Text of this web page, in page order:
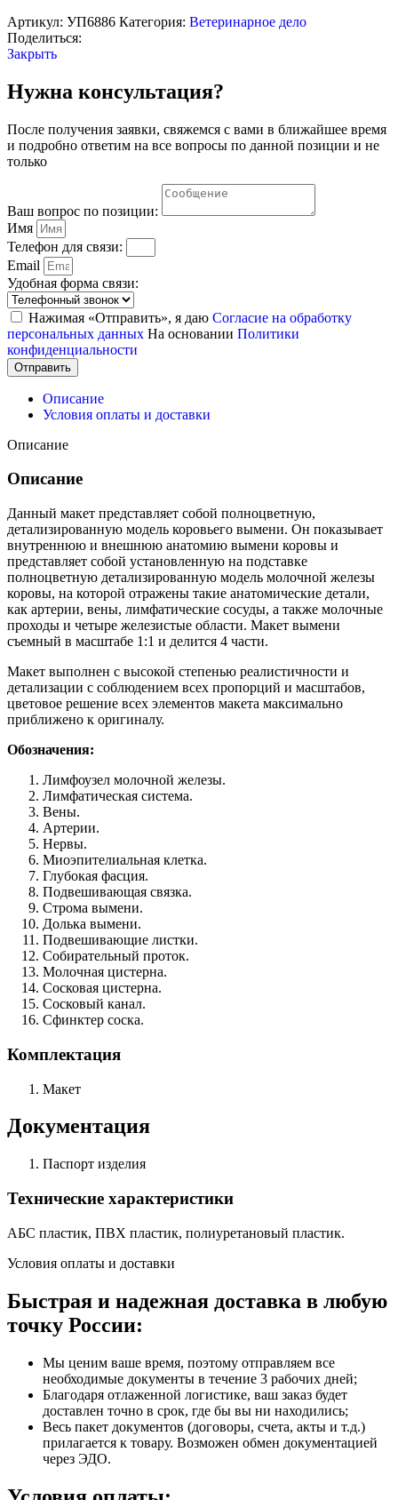
Артикул: УП6886 Категория: Ветеринарное дело
Поделиться:
Закрыть
Нужна консультация?
После получения заявки, свяжемся с вами в ближайшее время
и подробно ответим на все вопросы по данной позиции и не
только
Ваш вопрос по позиции:
Имя
Телефон для связи:
Email
Удобная форма связи:
Нажимая «Отправить», я даю Согласие на обработку
персональных данных На основании Политики
конфиденциальности
Отправить
Описание
Условия оплаты и доставки
Описание
Описание
Данный макет представляет собой полноцветную,
детализированную модель коровьего вымени. Он показывает
внутреннюю и внешнюю анатомию вымени коровы и
представляет собой установленную на подставке
полноцветную детализированную модель молочной железы
коровы, на которой отражены такие анатомические детали,
как артерии, вены, лимфатические сосуды, а также молочные
проходы и четыре железистые области. Макет вымени
съемный в масштабе 1:1 и делится 4 части.
Макет выполнен с высокой степенью реалистичности и
детализации с соблюдением всех пропорций и масштабов,
цветовое решение всех элементов макета максимально
приближено к оригиналу.
Обозначения:
Лимфоузел молочной железы.
Лимфатическая система.
Вены.
Артерии.
Нервы.
Миоэпителиальная клетка.
Глубокая фасция.
Подвешивающая связка.
Строма вымени.
Долька вымени.
Подвешивающие листки.
Собирательный проток.
Молочная цистерна.
Сосковая цистерна.
Сосковый канал.
Сфинктер соска.
Комплектация
Макет
Документация
Паспорт изделия
Технические характеристики
АБС пластик, ПВХ пластик, полиуретановый пластик.
Условия оплаты и доставки
Быстрая и надежная доставка в любую
точку России:
Мы ценим ваше время, поэтому отправляем все
необходимые документы в течение 3 рабочих дней;
Благодаря отлаженной логистике, ваш заказ будет
доставлен точно в срок, где бы вы ни находились;
Весь пакет документов (договоры, счета, акты и т.д.)
прилагается к товару. Возможен обмен документацией
через ЭДО.